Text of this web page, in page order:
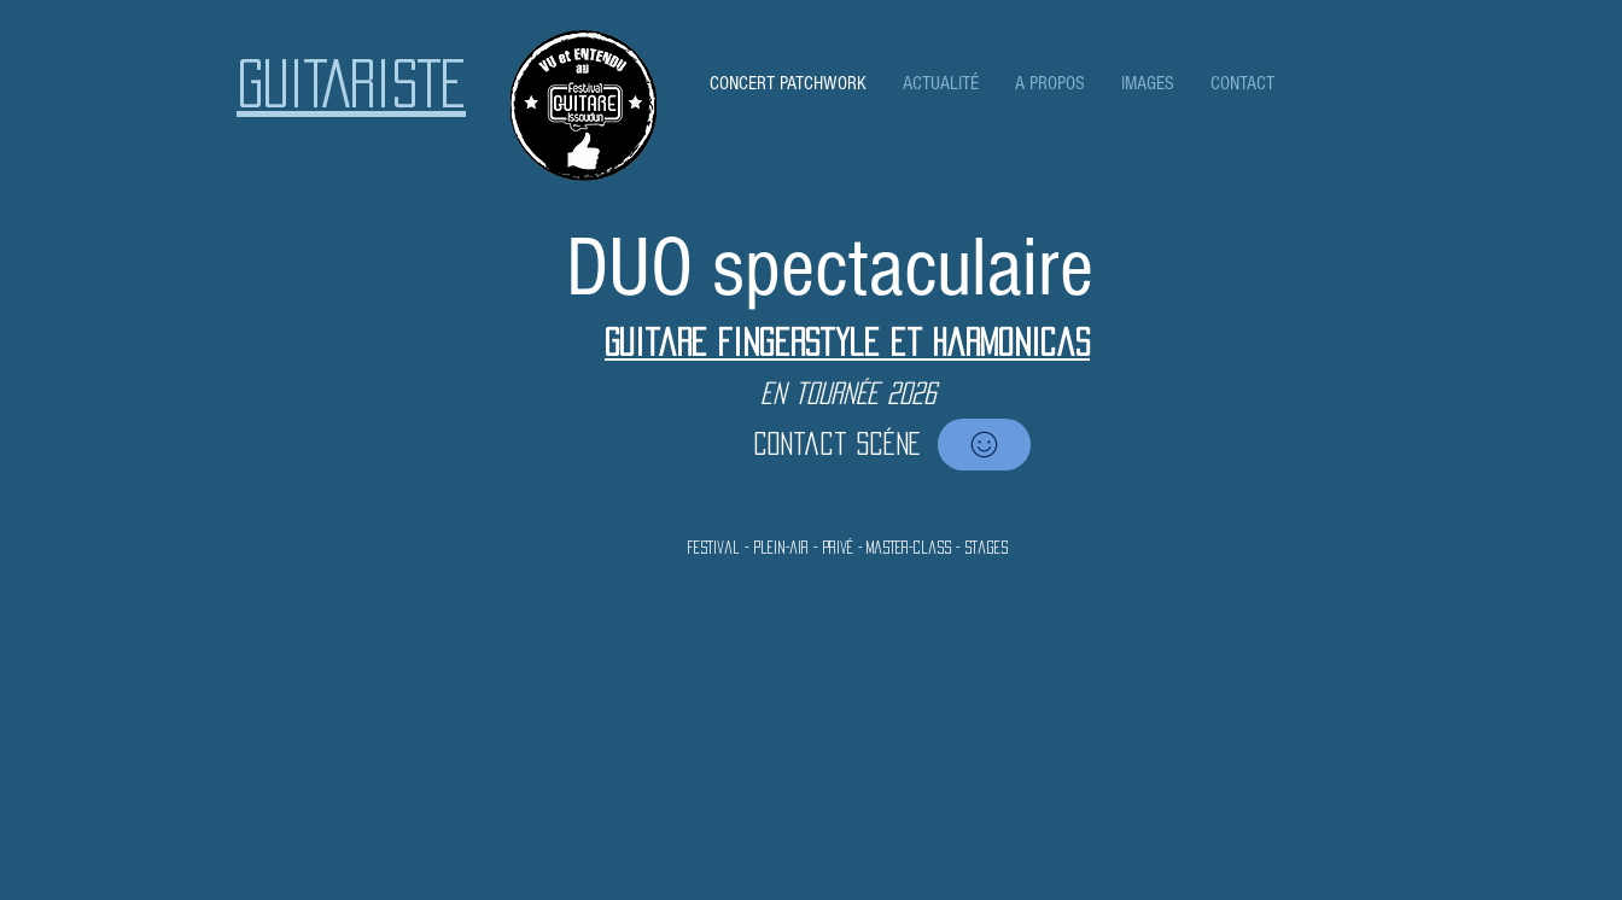
GUITARISTE CONCERT PATCHWORK ACTUALITÉ A PROPOS IMAGES CONTACT
DUO spectaculaire
Guitare fingerstyle et harmonicas
en tournée 2026
contact scéne
Festival - plein-air - privé - master-class - stages